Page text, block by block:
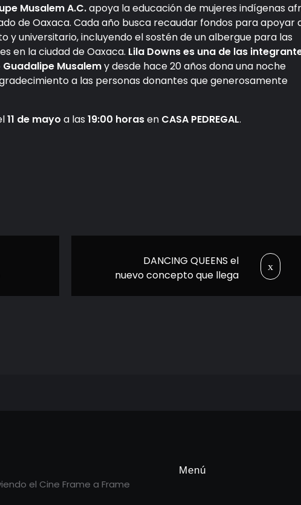
Musalem A.C.apoya la educación de mujeres indígenas
de Oaxaca. Cada año busca recaudar fondos para apoyar
y universitario, incluyendo el sostén de un albergue para las
en la ciudad de Oaxaca. Lila Downs es una de las
Musalemy desde hace 20 años dona una noche
a las personas donantes que generosamente
11 de mayo a las 19:00 horasen CASA PEDREGAL.
DANCING QUEENS el
nuevo concepto que llega
el Cine Frame a Frame
Menú